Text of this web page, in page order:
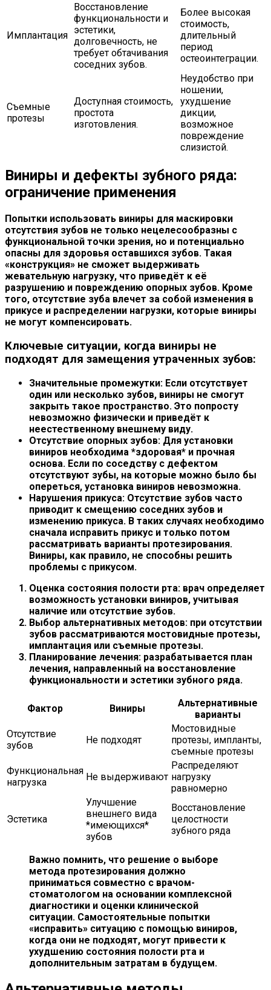
Имплантация
Восстановление
функциональности и
эстетики,
долговечность, не
требует обтачивания
соседних зубов.
Более высокая
стоимость,
длительный
период
остеоинтеграции.
Съемные
протезы
Доступная стоимость,
простота
изготовления.
Неудобство при
ношении,
ухудшение
дикции,
возможное
повреждение
слизистой.
Виниры и дефекты зубного ряда:
ограничение применения
Попытки использовать виниры для маскировки
отсутствия зубов не только нецелесообразны с
функциональной точки зрения, но и потенциально
опасны для здоровья оставшихся зубов. Такая
«конструкция» не сможет выдерживать
жевательную нагрузку, что приведёт к её
разрушению и повреждению опорных зубов. Кроме
того, отсутствие зуба влечет за собой изменения в
прикусе и распределении нагрузки, которые виниры
не могут компенсировать.
Ключевые ситуации, когда виниры не
подходят для замещения утраченных зубов:
Значительные промежутки: Если отсутствует
один или несколько зубов, виниры не смогут
закрыть такое пространство. Это попросту
невозможно физически и приведёт к
неестественному внешнему виду.
Отсутствие опорных зубов: Для установки
виниров необходима *здоровая* и прочная
основа. Если по соседству с дефектом
отсутствуют зубы, на которые можно было бы
опереться, установка виниров невозможна.
Нарушения прикуса: Отсутствие зубов часто
приводит к смещению соседних зубов и
изменению прикуса. В таких случаях необходимо
сначала исправить прикус и только потом
рассматривать варианты протезирования.
Виниры, как правило, не способны решить
проблемы с прикусом.
Оценка состояния полости рта: врач определяет
возможность установки виниров, учитывая
наличие или отсутствие зубов.
Выбор альтернативных методов: при отсутствии
зубов рассматриваются мостовидные протезы,
имплантация или съемные протезы.
Планирование лечения: разрабатывается план
лечения, направленный на восстановление
функциональности и эстетики зубного ряда.
Фактор Виниры
Альтернативные
варианты
Отсутствие
зубов
Не подходят
Мостовидные
протезы, импланты,
съемные протезы
Функциональная
нагрузка
Не выдерживают
Распределяют
нагрузку
равномерно
Эстетика
Улучшение
внешнего вида
*имеющихся*
зубов
Восстановление
целостности
зубного ряда
Важно помнить, что решение о выборе
метода протезирования должно
приниматься совместно с врачом-
стоматологом на основании комплексной
диагностики и оценки клинической
ситуации. Самостоятельные попытки
«исправить» ситуацию с помощью виниров,
когда они не подходят, могут привести к
ухудшению состояния полости рта и
дополнительным затратам в будущем.